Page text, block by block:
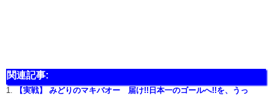
関連記事:
【実戦】 みどりのマキバオー 届け!!日本一のゴールへ!!を、うっ